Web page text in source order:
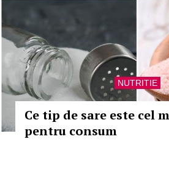
NUTRITIE
Ce tip de sare este cel
pentru consum